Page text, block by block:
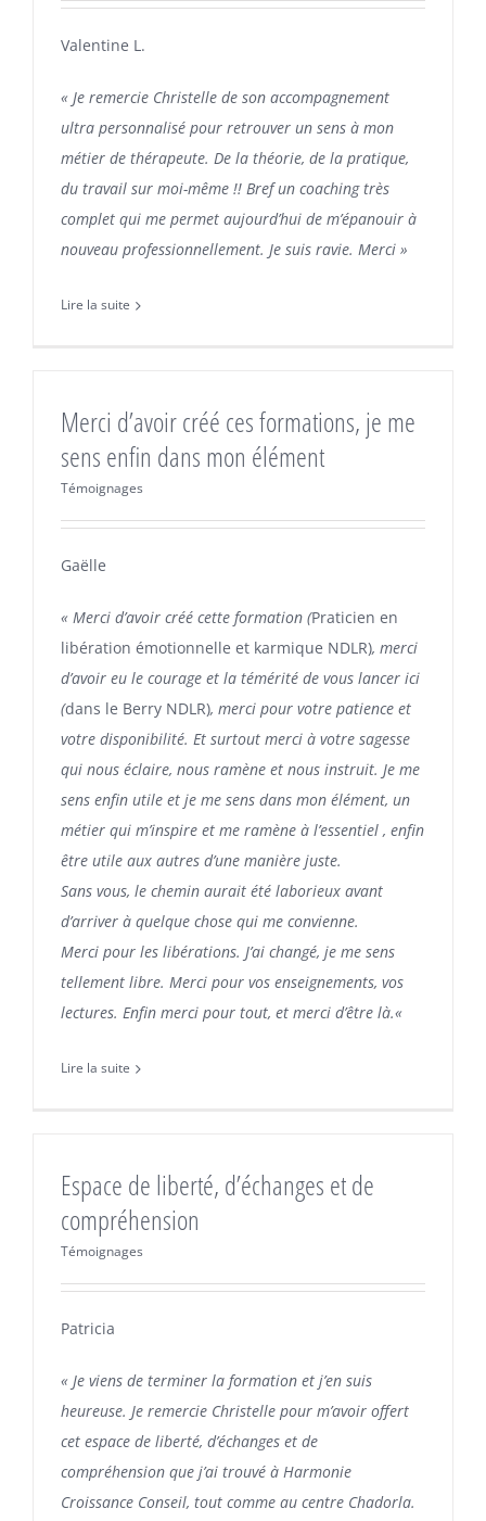
Valentine L.
« Je remercie Christelle de son accompagnement
ultra personnalisé pour retrouver un sens à mon
métier de thérapeute. De la théorie, de la pratique,
du travail sur moi-même !! Bref un coaching très
complet qui me permet aujourd’hui de m’épanouir à
nouveau professionnellement. Je suis ravie. Merci »
Lire la suite
Merci d’avoir créé ces formations, je me
sens enfin dans mon élément
Témoignages
Gaëlle
« Merci d’avoir créé cette formation (Praticien en
libération émotionnelle et karmique NDLR), merci
d’avoir eu le courage et la témérité de vous lancer ici
(dans le Berry NDLR), merci pour votre patience et
votre disponibilité. Et surtout merci à votre sagesse
qui nous éclaire, nous ramène et nous instruit. Je me
sens enfin utile et je me sens dans mon élément, un
métier qui m’inspire et me ramène à l’essentiel , enfin
être utile aux autres d’une manière juste.
Sans vous, le chemin aurait été laborieux avant
d’arriver à quelque chose qui me convienne.
Merci pour les libérations. J’ai changé, je me sens
tellement libre. Merci pour vos enseignements, vos
lectures. Enfin merci pour tout, et merci d’être là.«
Lire la suite
Espace de liberté, d’échanges et de
compréhension
Témoignages
Patricia
« Je viens de terminer la formation et j’en suis
heureuse. Je remercie Christelle pour m’avoir offert
cet espace de liberté, d’échanges et de
compréhension que j’ai trouvé à Harmonie
Croissance Conseil, tout comme au centre Chadorla.